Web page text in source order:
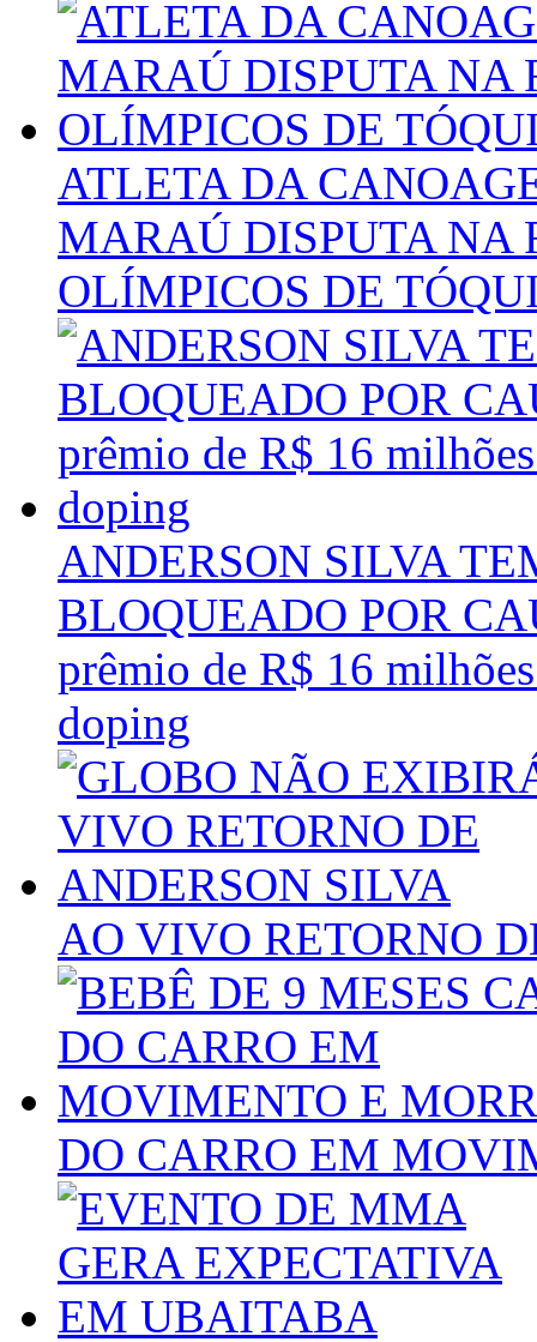
ATLETA DA
MARAÚ DISPUTA NA
OLÍMPICOS DE
ANDERSON SILVA
BLOQUEADO POR
prêmio de R$ 16
doping
AO VIVO RETORNO
DO CARRO EM